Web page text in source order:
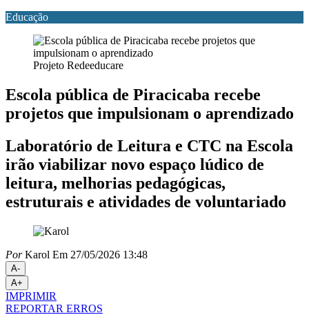
Educação
Projeto Redeeducare
Escola pública de Piracicaba recebe
projetos que impulsionam o aprendizado
Laboratório de Leitura e CTC na Escola
irão viabilizar novo espaço lúdico de
leitura, melhorias pedagógicas,
estruturais e atividades de voluntariado
PorKarol Em 27/05/2026 13:48
A-
A+
IMPRIMIR
REPORTAR ERROS